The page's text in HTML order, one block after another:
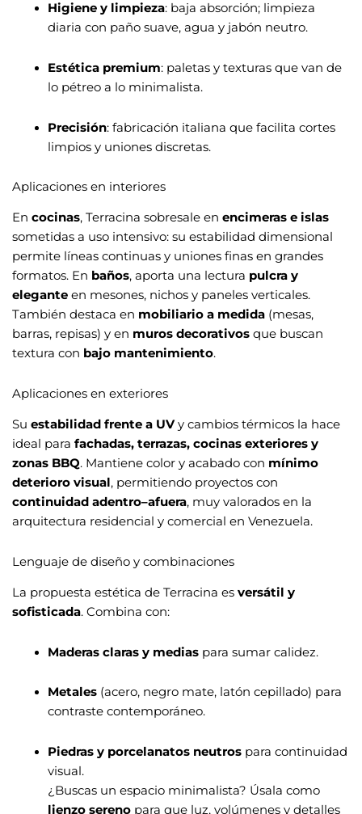
Higiene y limpieza: baja absorción; limpieza
diaria con paño suave, agua y jabón neutro.
Estética premium: paletas y texturas que van de
lo pétreo a lo minimalista.
Precisión: fabricación italiana que facilita cortes
limpios y uniones discretas.
Aplicaciones en interiores
En cocinas, Terracina sobresale en encimeras e islas
sometidas a uso intensivo: su estabilidad dimensional
permite líneas continuas y uniones finas en grandes
formatos. En baños, aporta una lectura pulcra y
elegante en mesones, nichos y paneles verticales.
También destaca en mobiliario a medida (mesas,
barras, repisas) y en muros decorativos que buscan
textura con bajo mantenimiento.
Aplicaciones en exteriores
Su estabilidad frente a UVy cambios térmicos la hace
ideal para fachadas, terrazas, cocinas exteriores y
zonas BBQ. Mantiene color y acabado con mínimo
deterioro visual , permitiendo proyectos con
continuidad adentro–afuera, muy valorados en la
arquitectura residencial y comercial en Venezuela.
Lenguaje de diseño y combinaciones
La propuesta estética de Terracina es versátil y
sofisticada. Combina con:
Maderas claras y mediaspara sumar calidez.
Metales(acero, negro mate, latón cepillado) para
contraste contemporáneo.
Piedras y porcelanatos neutrospara continuidad
visual.
¿Buscas un espacio minimalista? Úsala como
lienzo serenopara que luz, volúmenes y detalles